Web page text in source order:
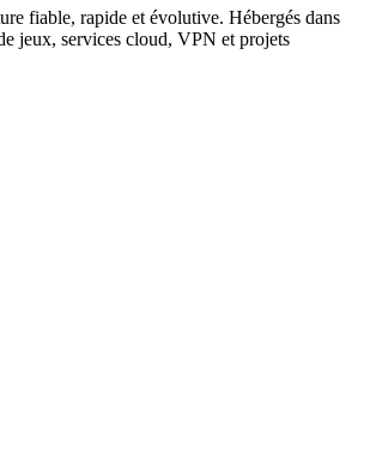
fiable, rapide et évolutive. Hébergés dans
jeux, services cloud, VPN et projets